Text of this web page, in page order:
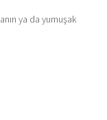
ya da yumuşak